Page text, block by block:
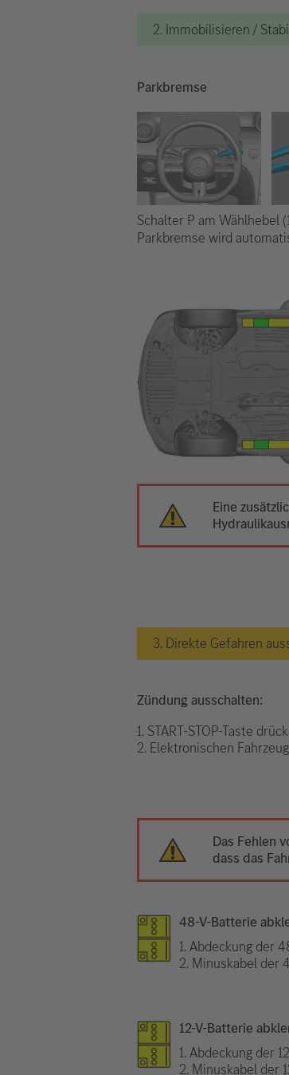
2. Immobilisieren /
Parkbremse
Schalter P am Wählhebel
Parkbremse wird
Eine
3. Direkte Gefahren
Zündung ausschalten:
1. START-STOP-Taste
2. Elektronischen
Das Fehlen
dass das
48-V-Batterie
1. Abdeckung der
2. Minuskabel der
12-V-Batterie
1. Abdeckung der
2. Minuskabel der